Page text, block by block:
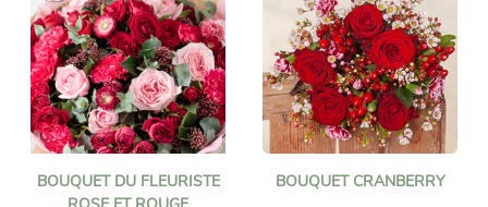
BOUQUET DU FLEURISTE
BOUQUET CRANBERRY